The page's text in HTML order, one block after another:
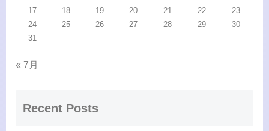
17
18 19 20 21 22
23
24
25 26 27 28 29
30
31
« 7月
Recent Posts